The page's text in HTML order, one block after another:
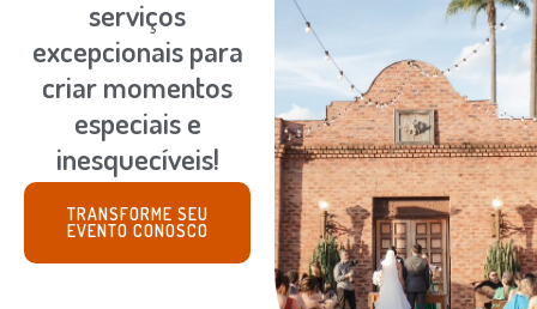
serviços
excepcionais para
criar momentos
especiais e
inesquecíveis!
TRANSFORME SEU
EVENTO CONOSCO